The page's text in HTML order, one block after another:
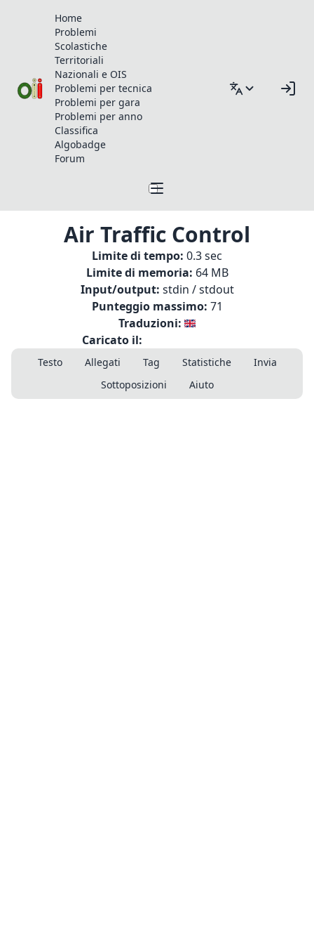
Home
Problemi
Scolastiche
Territoriali
Nazionali e OIS
Problemi per tecnica
Problemi per gara
Problemi per anno
Classifica
Algobadge
Forum
Air Traffic Control
Limite di tempo: 0.3 sec
Limite di memoria: 64 MB
Input/output: stdin / stdout
Punteggio massimo: 71
Traduzioni:
Caricato il:
Testo Allegati Tag Statistiche
Invia
Sottoposizioni
Aiuto